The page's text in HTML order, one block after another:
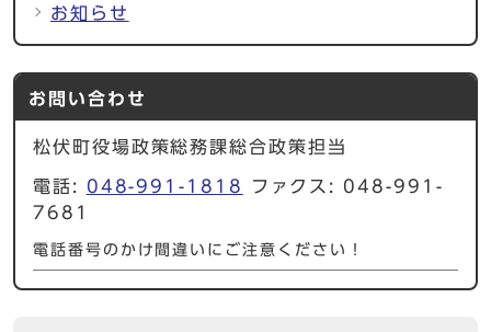
お知らせ
お問い合わせ
松伏町役場政策総務課総合政策担当
電話: 048-991-1818
ファクス: 048-991-
7681
電話番号のかけ間違いにご注意ください！